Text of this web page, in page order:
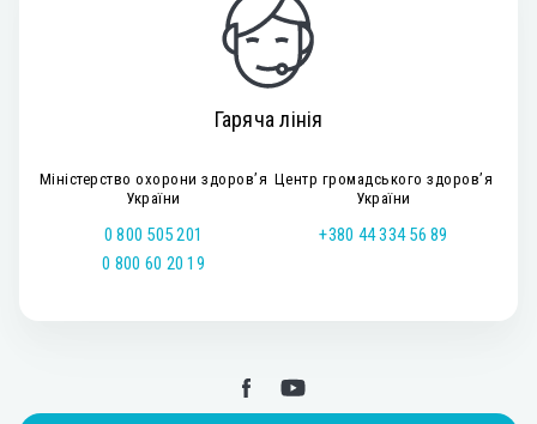
Гаряча лінія
Міністерство охорони здоров’я
України
0 800 505 201
0 800 60 20 19
Центр громадського здоров’я
України
+380 44 334 56 89